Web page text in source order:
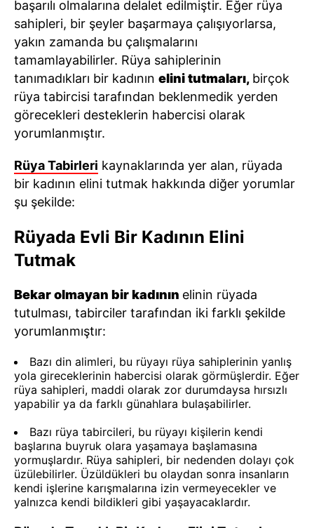
başarılı olmalarına delalet edilmiştir. Eğer rüya
sahipleri, bir şeyler başarmaya çalışıyorlarsa,
yakın zamanda bu çalışmalarını
tamamlayabilirler. Rüya sahiplerinin
tanımadıkları bir kadının elini tutmaları, birçok
rüya tabircisi tarafından beklenmedik yerden
görecekleri desteklerin habercisi olarak
yorumlanmıştır.
Rüya Tabirleri kaynaklarında yer alan, rüyada
bir kadının elini tutmak hakkında diğer yorumlar
şu şekilde:
Rüyada Evli Bir Kadının Elini
Tutmak
Bekar olmayan bir kadının elinin rüyada
tutulması, tabirciler tarafından iki farklı şekilde
yorumlanmıştır:
Bazı din alimleri, bu rüyayı rüya sahiplerinin yanlış
yola gireceklerinin habercisi olarak görmüşlerdir. Eğer
rüya sahipleri, maddi olarak zor durumdaysa hırsızlı
yapabilir ya da farklı günahlara bulaşabilirler.
Bazı rüya tabircileri, bu rüyayı kişilerin kendi
başlarına buyruk olara yaşamaya başlamasına
yormuşlardır. Rüya sahipleri, bir nedenden dolayı çok
üzülebilirler. Üzüldükleri bu olaydan sonra insanların
kendi işlerine karışmalarına izin vermeyecekler ve
yalnızca kendi bildikleri gibi yaşayacaklardır.